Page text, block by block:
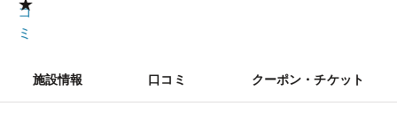
★
コ
ミ
施設情報 口コミ クーポン・チケット